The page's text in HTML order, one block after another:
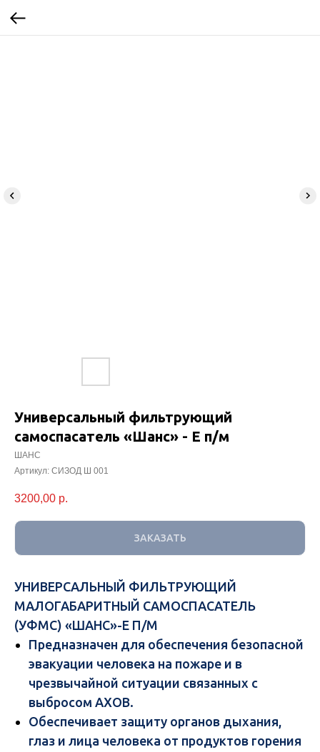
Универсальный фильтрующий
самоспасатель «Шанс» - Е п/м
ШАНС
Артикул: СИЗОД Ш 001
3200,00 р.
ЗАКАЗАТЬ
УНИВЕРСАЛЬНЫЙ ФИЛЬТРУЮЩИЙ
МАЛОГАБАРИТНЫЙ САМОСПАСАТЕЛЬ
(УФМС) «ШАНС»-Е П/М
Предназначен для обеспечения безопасной
эвакуации человека на пожаре и в
чрезвычайной ситуации связанных с
выбросом АХОВ.
Обеспечивает защиту органов дыхания,
глаз и лица человека от продуктов горения